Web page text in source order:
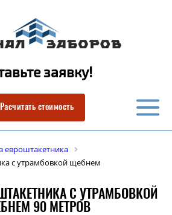
заявку!
Расчитать стоимость
евроштакетника
с утрамбовкой щебнем
С УТРАМБОВКОЙ
90 МЕТРОВ